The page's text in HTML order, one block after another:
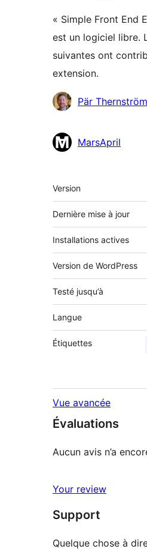
« Simple Front End
est un logiciel libre.
suivantes ont
extension.
Contributeurs
Pär Thernström
MarsApril
Méta
Version
Dernière mise à jour
Installations actives
Version de WordPress
Testé jusqu’à
Langue
Étiquettes
Vue avancée
Évaluations
Aucun avis n’a
Your review
Support
Quelque chose à